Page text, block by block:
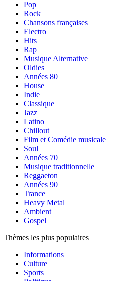
Pop
Rock
Chansons françaises
Electro
Hits
Rap
Musique Alternative
Oldies
Années 80
House
Indie
Classique
Jazz
Latino
Chillout
Film et Comédie musicale
Soul
Années 70
Musique traditionnelle
Reggaeton
Années 90
Trance
Heavy Metal
Ambient
Gospel
Thèmes les plus populaires
Informations
Culture
Sports